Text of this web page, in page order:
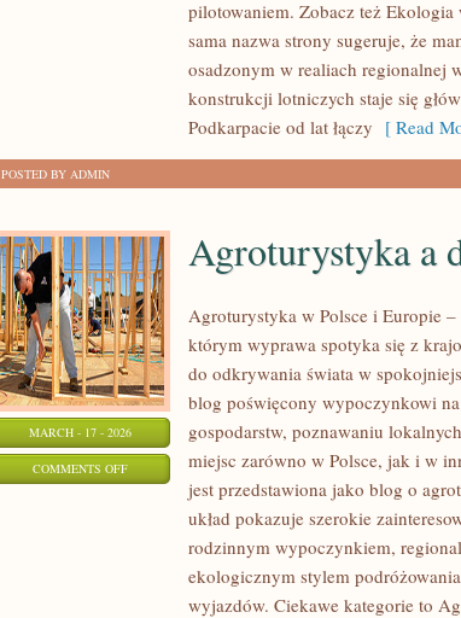
pilotowaniem. Zobacz też
sama nazwa strony sugeruje, że
osadzonym w realiach regionalnej
konstrukcji lotniczych staje się
Podkarpacie od lat łączy [ Read
POSTED BY ADMIN
MARCH - 17 - 2026
COMMENTS OFFON
AGROTURYSTYKA
ZWIERZĘTA
Agroturystyka a
Agroturystyka w Polsce i Europie
którym wyprawa spotyka się z
do odkrywania świata w
blog poświęcony wypoczynkowi
gospodarstw, poznawaniu
miejsc zarówno w Polsce, jak i w
jest przedstawiona jako blog o
układ pokazuje szerokie
rodzinnym wypoczynkiem,
ekologicznym stylem
wyjazdów. Ciekawe kategorie to